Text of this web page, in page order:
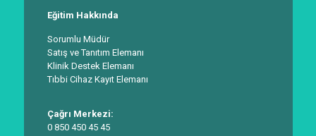
Eğitim Hakkında
Sorumlu Müdür
Satış ve Tanıtım Elemanı
Klinik Destek Elemanı
Tıbbi Cihaz Kayıt Elemanı
Çağrı Merkezi:
0 850 450 45 45